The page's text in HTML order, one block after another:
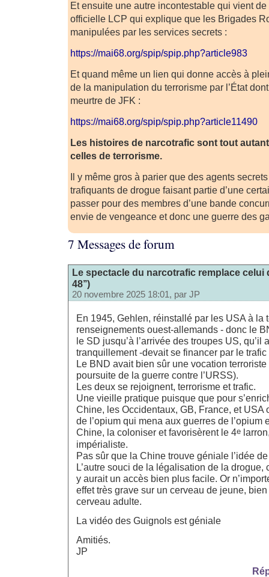
Et ensuite une autre incontestable qui vient
officielle LCP qui explique que les Brigades
manipulées par les services secrets :
https://mai68.org/spip/spip.php?article983
Et quand même un lien qui donne accès à
de la manipulation du terrorisme par l’État
meurtre de JFK :
https://mai68.org/spip/spip.php?article11490
Les histoires de narcotrafic sont tout
celles de terrorisme.
Il y même gros à parier que des agents
trafiquants de drogue faisant partie d’une
passer pour des membres d’une bande
envie de vengeance et donc une guerre des
7 Messages de forum
Le spectacle du narcotrafic remplace celui
48’’)
20 novembre 2025 18:01, par JP
En 1945, Gehlen, réinstallé par les USA à la
renseignements ouest-allemands - donc le
le SD jusqu’à l’arrivée des troupes US, qu’il
tranquillement -devait se financer par le
Le BND avait bien sûr une vocation
poursuite de la guerre contre l’URSS).
Les deux se rejoignent, terrorisme et trafic.
Une vieille pratique puisque que pour
Chine, les Occidentaux, GB, France, et USA
de l’opium qui mena aux guerres de l’opium
Chine, la coloniser et favorisèrent le 4e
impérialiste.
Pas sûr que la Chine trouve géniale l’idée
L’autre souci de la légalisation de la drogue,
y aurait un accès bien plus facile. Or
effet très grave sur un cerveau de jeune,
cerveau adulte.
La vidéo des Guignols est géniale
Amitiés.
JP